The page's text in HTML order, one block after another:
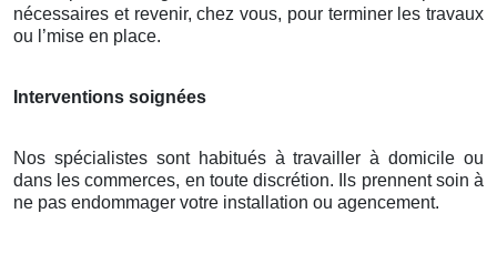
nécessaires et revenir, chez vous, pour terminer les travaux
ou l’mise en place.
Interventions soignées
Nos spécialistes sont habitués à travailler à domicile ou
dans les commerces, en toute discrétion. Ils prennent soin à
ne pas endommager votre installation ou agencement.